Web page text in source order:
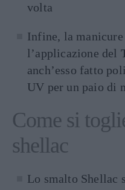
volta
Infine, la
l’applicazione del
anch’esso fatto
UV per un paio di
Come si
shellac
Lo smalto Shellac